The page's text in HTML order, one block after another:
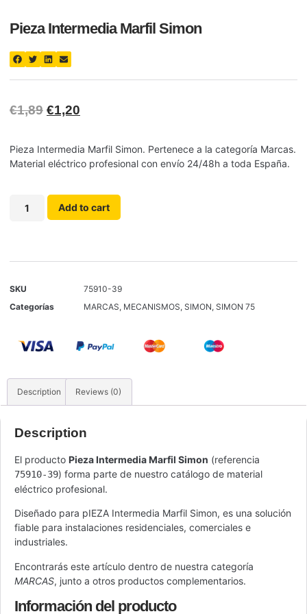
Pieza Intermedia Marfil Simon
€1,89 €1,20
Pieza Intermedia Marfil Simon. Pertenece a la categoría Marcas.
Material eléctrico profesional con envío 24/48h a toda España.
Add to cart
SKU
75910-39
Categorías
MARCAS, MECANISMOS, SIMON, SIMON 75
Description Reviews (0)
Description
El producto Pieza Intermedia Marfil Simon (referencia
75910-39) forma parte de nuestro catálogo de material
eléctrico profesional.
Diseñado para pIEZA Intermedia Marfil Simon, es una solución
fiable para instalaciones residenciales, comerciales e
industriales.
Encontrarás este artículo dentro de nuestra categoría
MARCAS, junto a otros productos complementarios.
Información del producto